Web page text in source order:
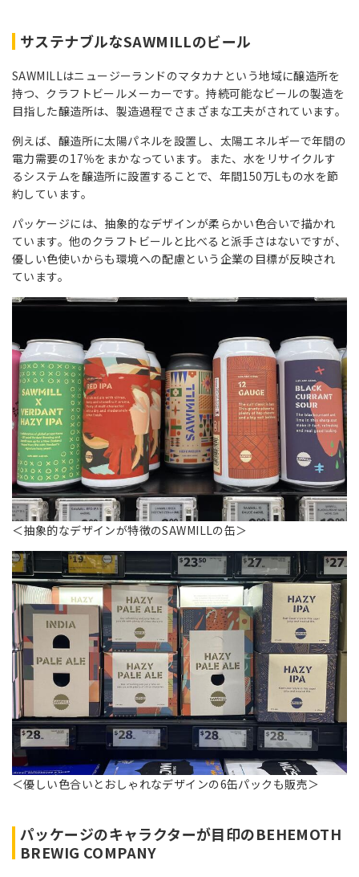
サステナブルなSAWMILLのビール
SAWMILLはニュージーランドのマタカナという地域に醸造所を
持つ、クラフトビールメーカーです。持続可能なビールの製造を
目指した醸造所は、製造過程でさまざまな工夫がされています。
例えば、醸造所に太陽パネルを設置し、太陽エネルギーで年間の
電力需要の17％をまかなっています。また、水をリサイクルす
るシステムを醸造所に設置することで、年間150万Lもの水を節
約しています。
パッケージには、抽象的なデザインが柔らかい色合いで描かれ
ています。他のクラフトビールと比べると派手さはないですが、
優しい色使いからも環境への配慮という企業の目標が反映され
ています。
＜抽象的なデザインが特徴のSAWMILLの缶＞
＜優しい色合いとおしゃれなデザインの6缶パックも販売＞
パッケージのキャラクターが目印のBEHEMOTH
BREWIG COMPANY